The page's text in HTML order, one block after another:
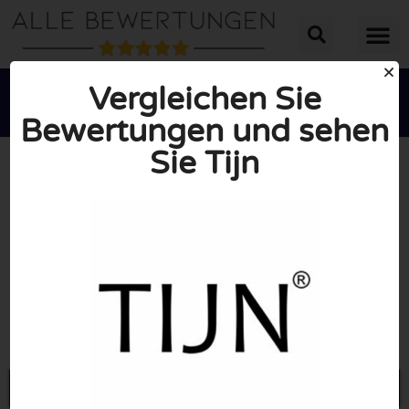
   
INSGESAMT: 10/10
(0 Bewertungen)
Vergleichen Sie
Bewertungen und sehen
Sie Tijn